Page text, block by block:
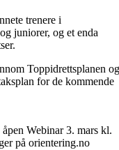
trenere i
juniorer, og et enda
Toppidrettsplanen og
for de kommende
Webinar 3. mars kl.
på orientering.no